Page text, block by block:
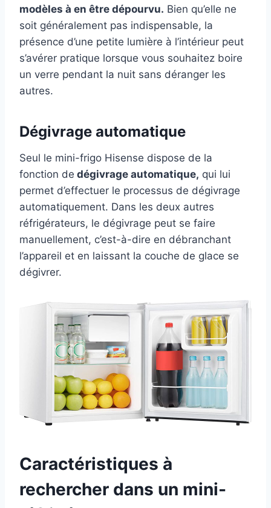
modèles à en être dépourvu. Bien qu’elle ne
soit généralement pas indispensable, la
présence d’une petite lumière à l’intérieur peut
s’avérer pratique lorsque vous souhaitez boire
un verre pendant la nuit sans déranger les
autres.
Dégivrage automatique
Seul le mini-frigo Hisense dispose de la
fonction de dégivrage automatique, qui lui
permet d’effectuer le processus de dégivrage
automatiquement. Dans les deux autres
réfrigérateurs, le dégivrage peut se faire
manuellement, c’est-à-dire en débranchant
l’appareil et en laissant la couche de glace se
dégivrer.
Caractéristiques à
rechercher dans un mini-